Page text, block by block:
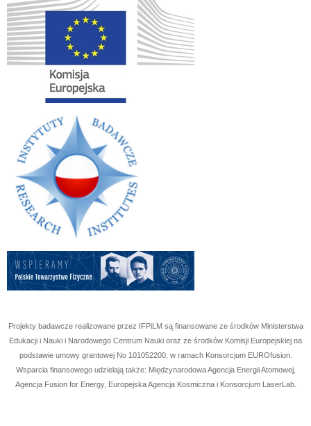
Projekty badawcze realizowane przez IFPiLM są finansowane ze środków Ministerstwa
Edukacji i Nauki i Narodowego Centrum Nauki oraz ze środków Komisji Europejskiej na
podstawie umowy grantowej No 101052200, w ramach Konsorcjum EUROfusion.
Wsparcia finansowego udzielają także: Międzynarodowa Agencja Energii Atomowej,
Agencja Fusion for Energy, Europejska Agencja Kosmiczna i Konsorcjum LaserLab.